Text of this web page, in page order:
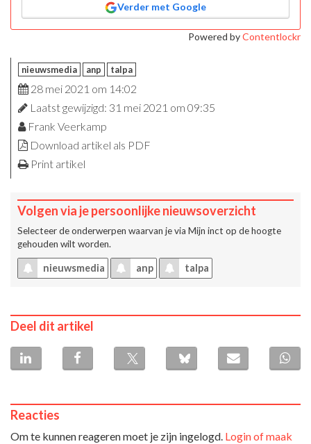
Verder met Google
Powered byContentlockr
nieuwsmedia anp talpa
28 mei 2021 om 14:02
Laatst gewijzigd: 31 mei 2021 om 09:35
Frank Veerkamp
Download artikel als PDF
Print artikel
Volgen via je persoonlijke nieuwsoverzicht
Selecteer de onderwerpen waarvan je via Mijn inct op de hoogte
gehouden wilt worden.
nieuwsmedia anp talpa
Deel dit artikel
Reacties
Om te kunnen reageren moet je zijn ingelogd. Login of maak